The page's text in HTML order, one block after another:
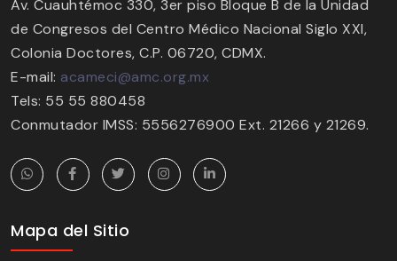
Av. Cuauhtémoc 330, 3er piso Bloque B de la Unidad
de Congresos del Centro Médico Nacional Siglo XXI,
Colonia Doctores, C.P. 06720, CDMX.
E-mail: acameci@amc.org.mx
Tels: 55 55 880458
Conmutador IMSS: 5556276900 Ext. 21266 y 21269.
Mapa del Sitio